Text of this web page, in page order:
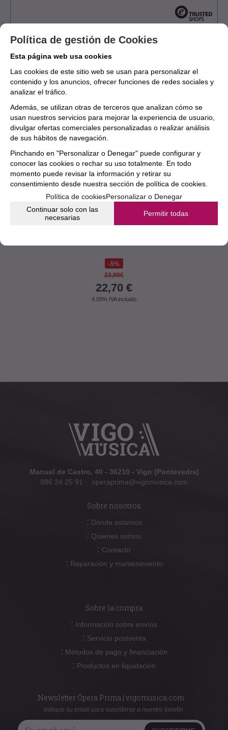
5%
23,90€
22,70 €
4.00% IVA incluido
Manuel de Castro, 40 - 36210 - Vigo (Pontevedra)
986 24 25 91 · operaprima@vigomusica.com
Sobre nosotros
: Dónde estamos
: Quienes somos
: Contacto
: Reparación y mantenimiento
Sobre la compra
: Información sobre envíos
: Servicio postventa
: Métodos de pago y financiación
: Productos en liquidación
Newsletter Ópera Prima | vigomusica.com
Indique su email para suscribirse a nuestro boletín
Política de gestión de Cookies
Esta página web usa cookies
Las cookies de este sitio web se usan para personalizar el
contenido y los anuncios, ofrecer funciones de redes sociales y
analizar el tráfico.
Además, se utilizan otras de terceros que analizan cómo se
usan nuestros servicios para mejorar la experiencia de usuario,
divulgar ofertas comerciales personalizadas o realizar análisis
de sus hábitos de navegación.
Pinchando en "Personalizar o Denegar" puede configurar y
conocer las cookies o rechar su uso totalmente. En todo
momento puede revisar la información y retirar su
consentimiento desde nuestra sección de política de cookies.
Política de cookiesPersonalizar o Denegar
Continuar solo con las
necesarias
Permitir todas